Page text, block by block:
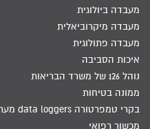
מעבדה ביולוגית
מעבדה מיקרוביאלית
מעבדה פתולוגית
איכות הסביבה
נוהל 126 של משרד הבריאות
ממונה בטיחות
בקרי טמפרטורה data loggers מערכת התראה
מכשור רפואי